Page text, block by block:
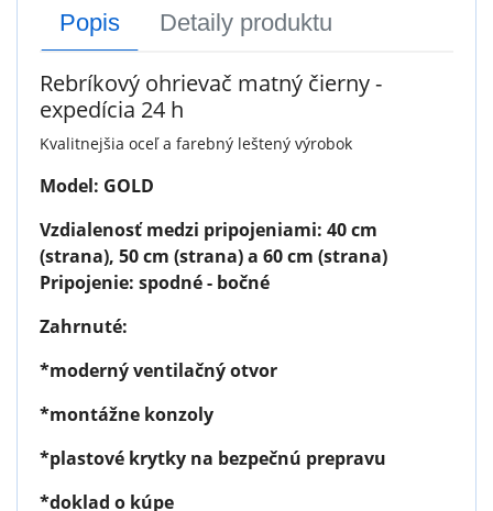
Popis Detaily produktu
Rebríkový ohrievač matný čierny -
expedícia 24 h
Kvalitnejšia oceľ a farebný leštený výrobok
Model: GOLD
Vzdialenosť medzi pripojeniami: 40 cm
(strana), 50 cm (strana) a 60 cm (strana)
Pripojenie: spodné - bočné
Zahrnuté:
*moderný ventilačný otvor
*montážne konzoly
*plastové krytky na bezpečnú prepravu
*doklad o kúpe